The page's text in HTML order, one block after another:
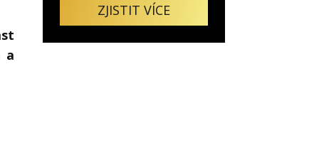
a
ZJISTIT VÍCE